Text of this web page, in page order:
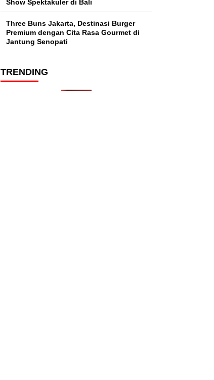
Show Spektakuler di Bali
Three Buns Jakarta, Destinasi Burger
Premium dengan Cita Rasa Gourmet di
Jantung Senopati
TRENDING